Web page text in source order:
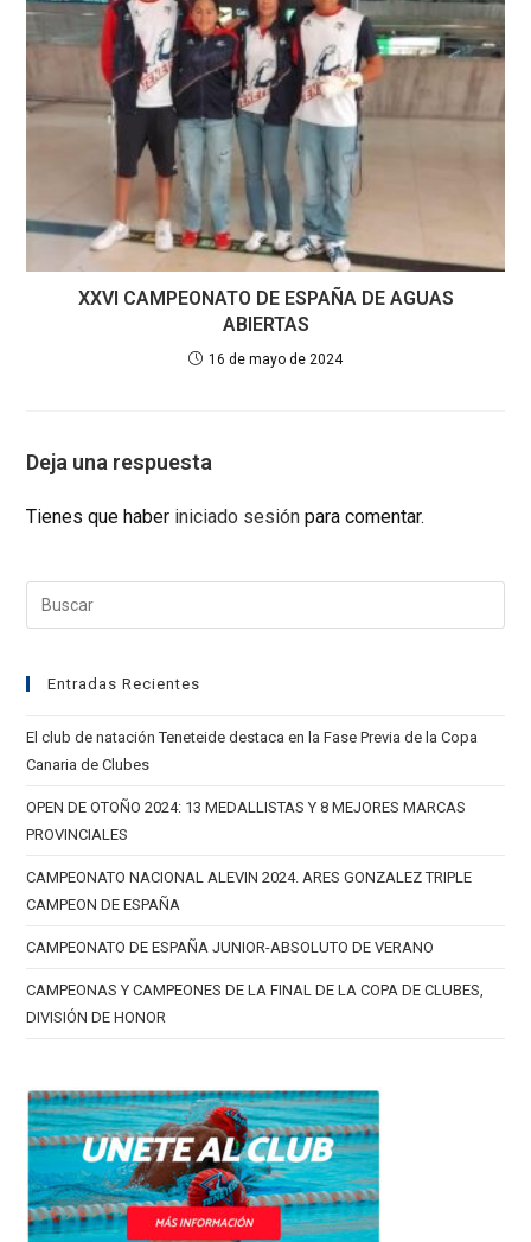
XXVI CAMPEONATO DE ESPAÑA DE AGUAS
ABIERTAS
16 de mayo de 2024
Deja una respuesta
Tienes que haber iniciado sesión para comentar.
Entradas Recientes
El club de natación Teneteide destaca en la Fase Previa de la Copa
Canaria de Clubes
OPEN DE OTOÑO 2024: 13 MEDALLISTAS Y 8 MEJORES MARCAS
PROVINCIALES
CAMPEONATO NACIONAL ALEVIN 2024. ARES GONZALEZ TRIPLE
CAMPEON DE ESPAÑA
CAMPEONATO DE ESPAÑA JUNIOR-ABSOLUTO DE VERANO
CAMPEONAS Y CAMPEONES DE LA FINAL DE LA COPA DE CLUBES,
DIVISIÓN DE HONOR